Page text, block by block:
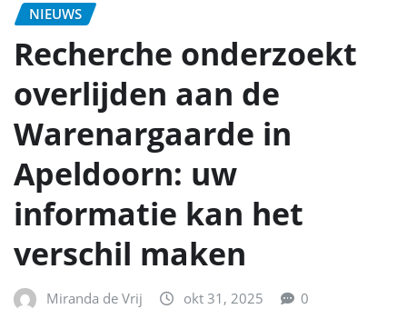
NIEUWS
Recherche onderzoekt
overlijden aan de
Warenargaarde in
Apeldoorn: uw
informatie kan het
verschil maken
Miranda de Vrij okt 31, 2025 0